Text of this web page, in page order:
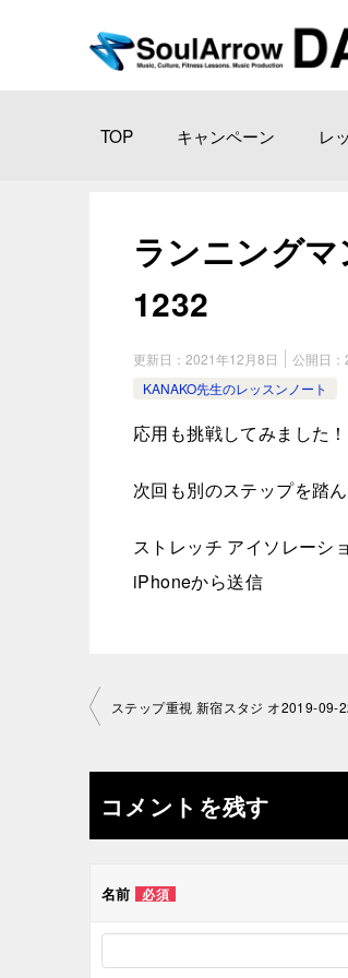
TOP キャンペーン レ
ランニング
1232
更新日： 2021年12月8日 公開日：
KANAKO先生のレッスンノート
応用も挑戦してみました！
次回も別のステップを踏
ストレッチ アイソレーシ
iPhoneから送信
投
ナ
ビ
ゲ
ー
ステップ重視 新宿スタジ オ2019-09-
コメントを残す
名前 必須